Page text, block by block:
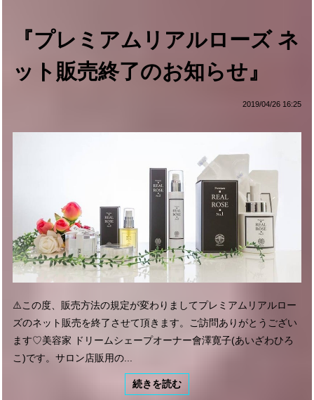
『プレミアムリアルローズ ネ
ット販売終了のお知らせ』
2019/04/26 16:25
⚠️この度、販売方法の規定が変わりましてプレミアムリアルロー
ズのネット販売を終了させて頂きます。ご訪問ありがとうござい
ます♡美容家 ドリームシェープオーナー會澤寛子(あいざわひろ
こ)です。サロン店販用の...
続きを読む